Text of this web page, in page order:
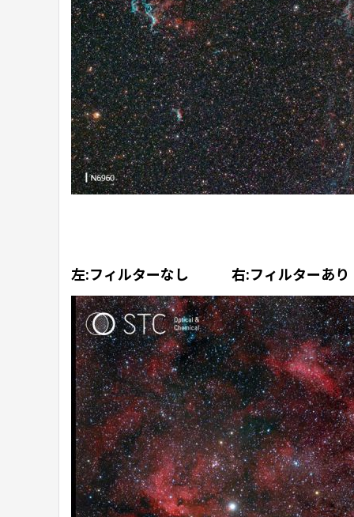
左:フィルターなし 右:フィルターあり